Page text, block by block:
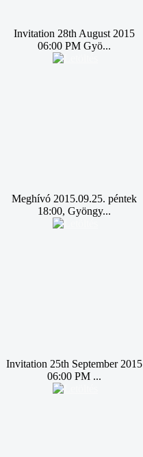
Invitation 28th August 2015
06:00 PM Gyö...
Meghívó 2015.09.25. péntek
18:00, Gyöngy...
Invitation 25th September 2015
06:00 PM ...